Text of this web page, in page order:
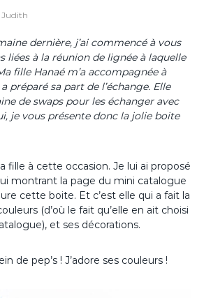
Judith
dernière, j’ai commencé à vous
liées à la réunion de lignée à laquelle
fille Hanaé m’a accompagnée à
préparé sa part de l’échange. Elle
de swaps pour les échanger avec
je vous présente donc la jolie boite
fille à cette occasion. Je lui ai proposé
montrant la page du mini catalogue
cette boite. Et c’est elle qui a fait la
(d’où le fait qu’elle en ait choisi
et ses décorations.
de pep’s ! J’adore ses couleurs !